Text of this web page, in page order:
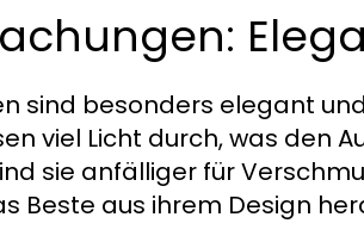
sind besonders elegant
viel Licht durch, was den
sie anfälliger für
Beste aus ihrem Design